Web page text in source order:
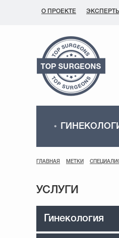
О ПРОЕКТЕ ЭКСПЕРТЫ
ГЛАВНАЯ МЕТКИ
УСЛУГИ
Гинекология